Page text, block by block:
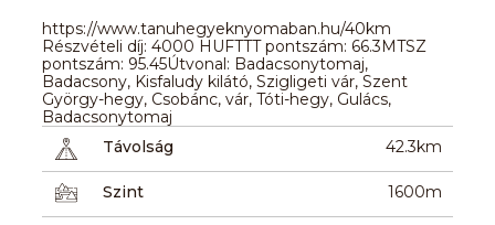
https://www.tanuhegyeknyomaban.hu/40km
Részvételi díj: 4000 HUFTTT pontszám: 66.3MTSZ
pontszám: 95.45Útvonal: Badacsonytomaj,
Badacsony, Kisfaludy kilátó, Szigligeti vár, Szent
György-hegy, Csobánc, vár, Tóti-hegy, Gulács,
Badacsonytomaj
Távolság
42.3km
Szint 1600m